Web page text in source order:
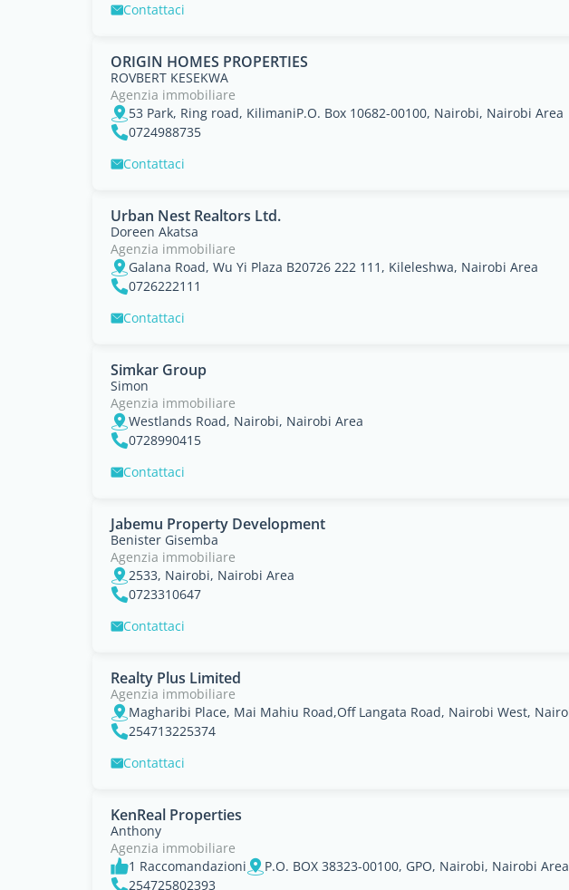
Contattaci
ORIGIN HOMES PROPERTIES
ROVBERT KESEKWA
Agenzia immobiliare
53 Park, Ring road, KilimaniP.O. Box 10682-00100, Nairobi, Nairobi Area
0724988735
Contattaci
Urban Nest Realtors Ltd.
Doreen Akatsa
Agenzia immobiliare
Galana Road, Wu Yi Plaza B20726 222 111, Kileleshwa, Nairobi Area
0726222111
Contattaci
Simkar Group
Simon
Agenzia immobiliare
Westlands Road, Nairobi, Nairobi Area
0728990415
Contattaci
Jabemu Property Development
Benister Gisemba
Agenzia immobiliare
2533, Nairobi, Nairobi Area
0723310647
Contattaci
Realty Plus Limited
Agenzia immobiliare
254713225374
Contattaci
KenReal Properties
Anthony
Agenzia immobiliare
1 Raccomandazioni
P.O. BOX 38323-00100, GPO, Nairobi, Nairobi Area
254725802393